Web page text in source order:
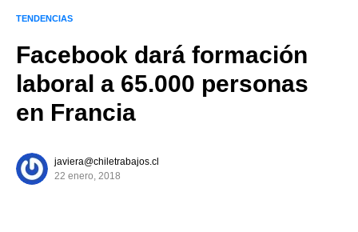
TENDENCIAS
Facebook dará formación
laboral a 65.000 personas
en Francia
javiera@chiletrabajos.cl
22 enero, 2018